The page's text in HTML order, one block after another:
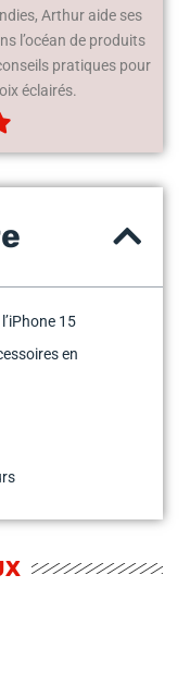
Arthur aide ses
l’océan de produits
pratiques pour
éclairés.
15
en